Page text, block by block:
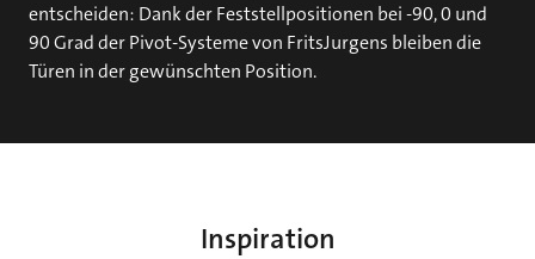
entscheiden: Dank der Feststellpositionen bei -90, 0 und
90 Grad der Pivot-Systeme von FritsJurgens bleiben die
Türen in der gewünschten Position.
Inspiration